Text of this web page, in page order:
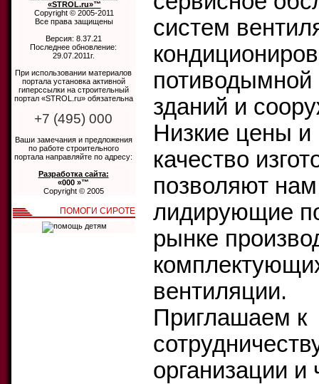
систем
зданий и
Низкие цены и
качество
позволяют
лидирующие
рынке
вентиляции.
Приглашаем к
организации
«STROL.ru»™
Copyright © 2005-2011
Все права защищены
Версия: 8.37.21
Последнее обновление:
29.07.2011г.
При использовании материалов
портала установка активной
гиперссылки на строительный
портал «STROL.ru» обязательна
+7 (495) 000
Ваши замечания и предложения
по работе строительного
портала направляйте по адресу:
Разработка сайта:
«000 »™
Copyright © 2005
ПОМОГИ СИРОТЕ